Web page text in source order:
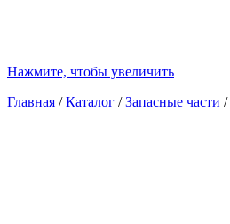
Нажмите, чтобы увеличить
Главная /Каталог /Запасные части /